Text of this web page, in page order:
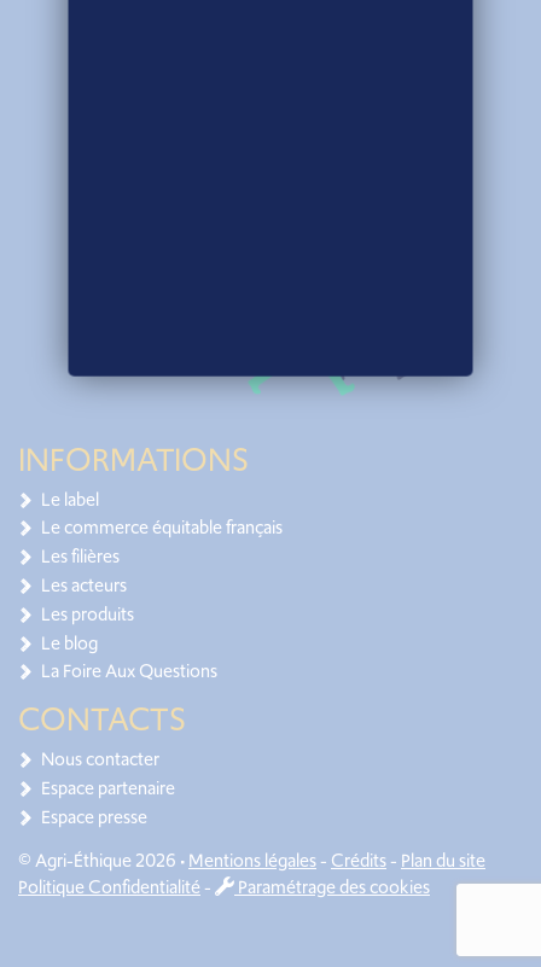
INFORMATIONS
Le label
Le commerce équitable français
Les filières
Les acteurs
Les produits
Le blog
La Foire Aux Questions
CONTACTS
Nous contacter
Espace partenaire
Espace presse
© Agri-Éthique 2026 •Mentions légales- Crédits- Plan du site
Politique Confidentialité- Paramétrage des cookies